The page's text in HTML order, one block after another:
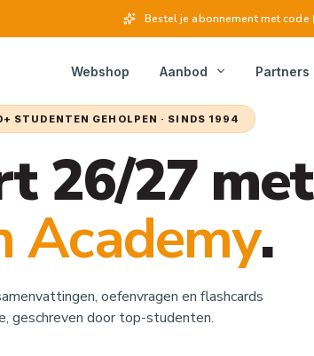
Bestel je abonnement met code
Webshop Aanbod Partners
STUDENTEN GEHOLPEN · SINDS 1994
26/27 met
Academy.
oefenvragen en flashcards
geschreven door top-studenten.